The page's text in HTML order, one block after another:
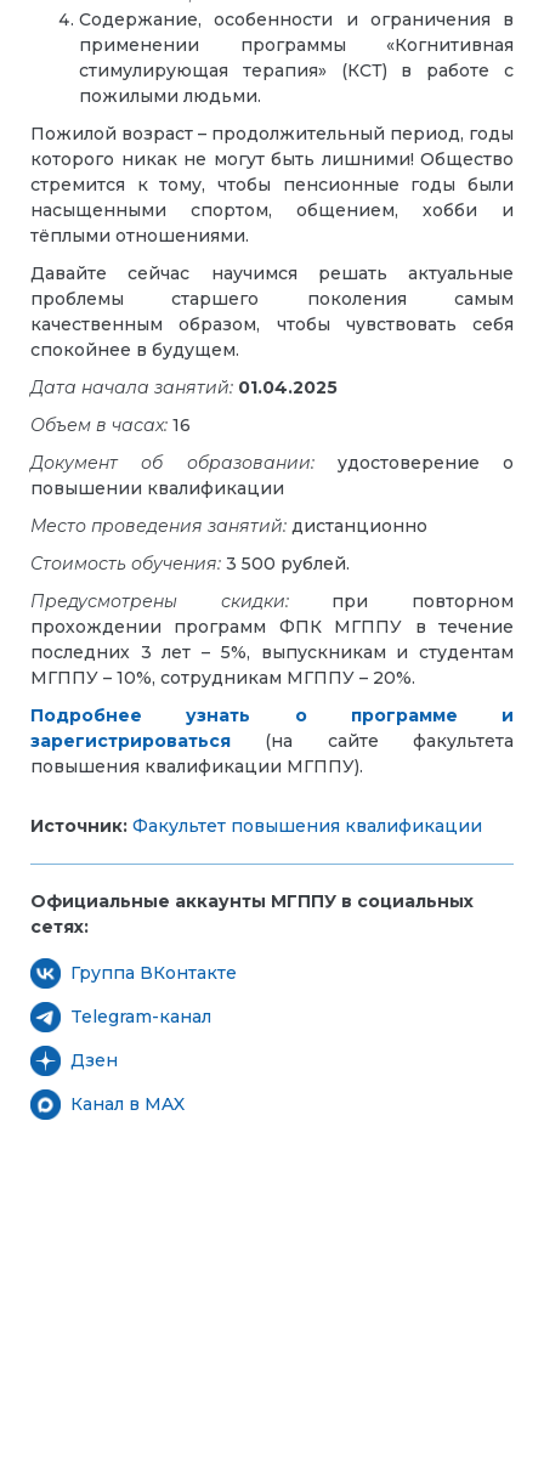
Содержание, особенности и ограничения в
применении программы «Когнитивная
стимулирующая терапия» (КСТ) в работе с
пожилыми людьми.
Пожилой возраст – продолжительный период, годы
которого никак не могут быть лишними! Общество
стремится к тому, чтобы пенсионные годы были
насыщенными спортом, общением, хобби и
тёплыми отношениями.
Давайте сейчас научимся решать актуальные
проблемы старшего поколения самым
качественным образом, чтобы чувствовать себя
спокойнее в будущем.
Дата начала занятий: 01.04.2025
Объем в часах: 16
Документ об образовании: удостоверение о
повышении квалификации
Место проведения занятий: дистанционно
Стоимость обучения: 3 500 рублей.
Предусмотрены скидки:при повторном
прохождении программ ФПК МГППУ в течение
последних 3 лет – 5%, выпускникам и студентам
МГППУ – 10%, сотрудникам МГППУ – 20%.
Подробнее узнать о программе и
зарегистрироваться (на сайте факультета
повышения квалификации МГППУ).
Источник: Факультет повышения квалификации
Официальные аккаунты МГППУ в социальных
сетях:
Группа ВКонтакте
Telegram-канал
Дзен
Канал в MAX